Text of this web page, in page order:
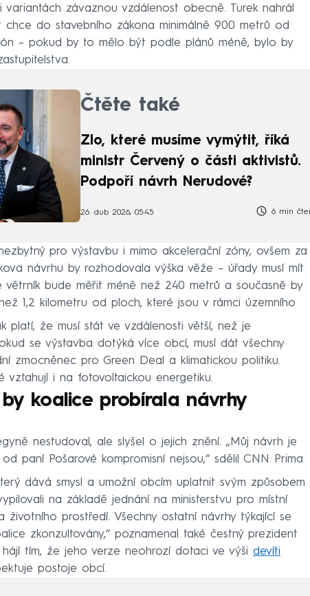
variantách závaznou vzdálenost obecně. Turek nahrál
chce do stavebního zákona minimálně 900 metrů od
– pokud by to mělo být podle plánů méně, bylo by
Čtěte také
Zlo, které musíme vymýtit, říká
ministr Červený o části aktivistů.
Podpoří návrh Nerudové?
26. dub 2026, 05:45 6 min
pro výstavbu i mimo akcelerační zóny, ovšem za
návrhu by rozhodovala výška věže – úřady musí mít
větrník bude měřit méně než 240 metrů a současně by
1,2 kilometru od ploch, které jsou v rámci územního
platí, že musí stát ve vzdálenosti větší, než je
se výstavba dotýká více obcí, musí dát všechny
zmocněnec pro Green Deal a klimatickou politiku.
vztahují i na fotovoltaickou energetiku.
koalice probírala návrhy
nestudoval, ale slyšel o jejich znění. „Můj návrh je
paní Pošarové kompromisní nejsou,“ sdělil CNN Prima
dává smysl a umožní obcím uplatnit svým způsobem
na základě jednání na ministerstvu pro místní
životního prostředí. Všechny ostatní návrhy týkající se
zkonzultovány,“ poznamenal také čestný prezident
hájí tím, že jeho verze neohrozí dotaci ve výši devíti
postoje obcí.